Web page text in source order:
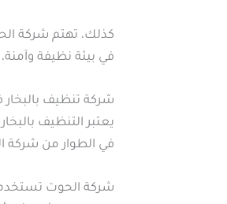
كذلك، تهتم شركة
في بيئة نظيفة
شركة تنظيف بالبخار
يعتبر التنظيف
في الطوار من شركة
شركة الحوت تستخدم